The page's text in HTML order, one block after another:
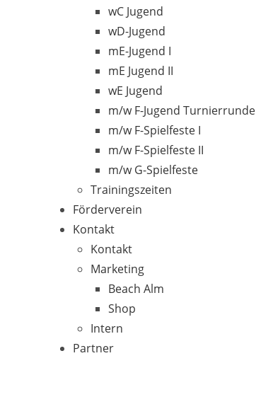
wC Jugend
wD-Jugend
mE-Jugend I
mE Jugend II
wE Jugend
m/w F-Jugend Turnierrunde
m/w F-Spielfeste I
m/w F-Spielfeste II
m/w G-Spielfeste
Trainingszeiten
Förderverein
Kontakt
Kontakt
Marketing
Beach Alm
Shop
Intern
Partner